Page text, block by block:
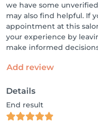
we have some
may also find helpful. If
appointment at this
your experience by
make informed
Add review
Details
End result